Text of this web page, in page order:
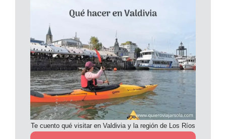
Te cuento qué visitar en Valdivia y la región de Los Ríos